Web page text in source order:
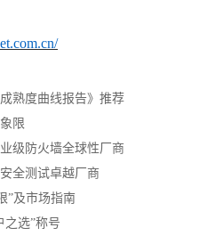
熟度曲线报告》推荐
限
级防火墙全球性厂商
全测试卓越厂商
”及市场指南
之选”称号